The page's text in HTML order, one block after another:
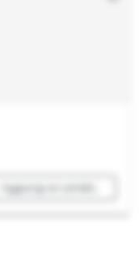
Aggiungi al carrello